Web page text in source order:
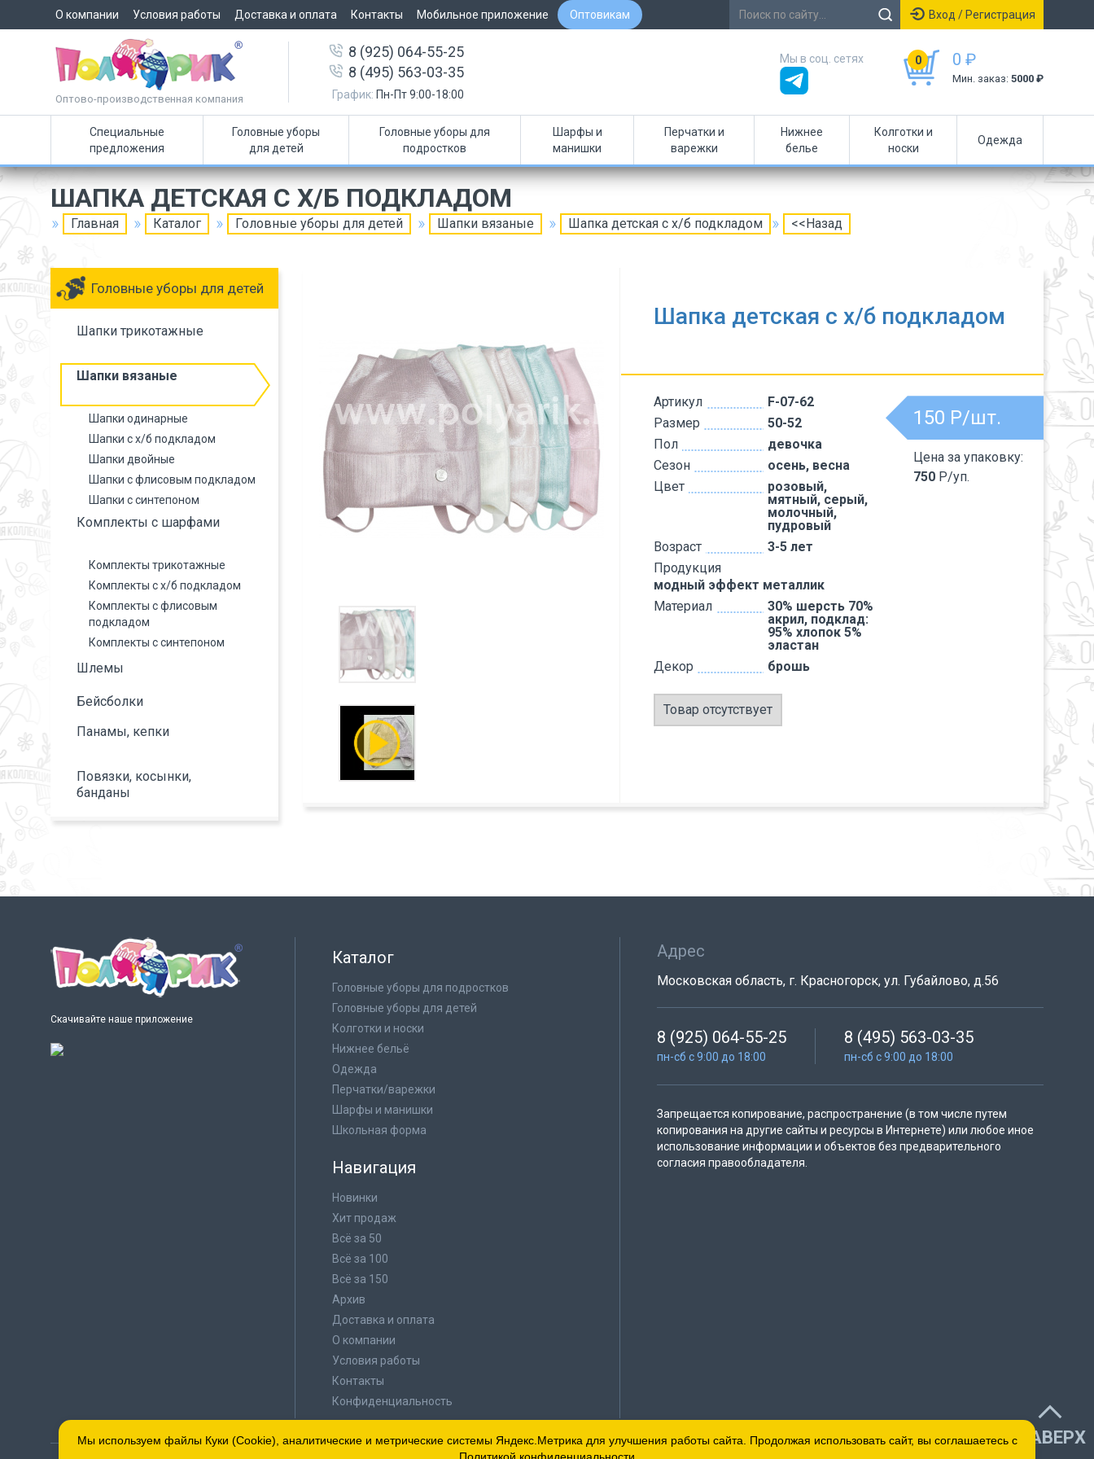
О компании Условия работы Доставка и оплата Контакты Мобильное приложение Оптовикам Вход / Регистрация
Оптово-производственная компания
8 (925) 064-55-25
8 (495) 563-03-35
График: Пн-Пт 9:00-18:00
0 0 ₽
Мин. заказ: 5000 ₽
Мы в соц. сетях
Специальные
предложения
Головные уборы
для детей
Головные уборы для
подростков
Шарфы и
манишки
Перчатки и
варежки
Нижнее
белье
Колготки и
носки
Одежда
ШАПКА ДЕТСКАЯ С Х/Б ПОДКЛАДОМ
Главная Каталог Головные уборы для детей Шапки вязаные Шапка детская с х/б подкладом <<Назад
Головные уборы для детей
Шапки трикотажные
Шапки вязаные
Шапки одинарные
Шапки с х/б подкладом
Шапки двойные
Шапки с флисовым подкладом
Шапки с синтепоном
Комплекты с шарфами
Комплекты трикотажные
Комплекты с х/б подкладом
Комплекты с флисовым
подкладом
Комплекты с синтепоном
Шлемы
Бейсболки
Панамы, кепки
Повязки, косынки,
банданы
Шапка детская с х/б подкладом
Артикул
F-07-62
Размер
50-52
Пол
девочка
Сезон
осень, весна
Цвет
розовый,
мятный, серый,
молочный,
пудровый
Возраст
3-5 лет
Продукция
модный эффект металлик
Материал
30% шерсть 70%
акрил, подклад:
95% хлопок 5%
эластан
Декор
брошь
150 Р/шт.
Цена за упаковку:
750 Р/уп.
Товар отсутствует
Скачивайте наше приложение
Каталог
Головные уборы для подростков
Головные уборы для детей
Колготки и носки
Нижнее бельё
Одежда
Перчатки/варежки
Шарфы и манишки
Школьная форма
Навигация
Новинки
Хит продаж
Всё за 50
Всё за 100
Всё за 150
Архив
Доставка и оплата
О компании
Условия работы
Контакты
Конфиденциальность
Адрес
Московская область, г. Красногорск, ул. Губайлово, д.56
8 (925) 064-55-25
пн-сб с 9:00 до 18:00
8 (495) 563-03-35
пн-сб с 9:00 до 18:00
Запрещается копирование, распространение (в том числе путем
копирования на другие сайты и ресурсы в Интернете) или любое иное
использование информации и объектов без предварительного
согласия правообладателя.
НАВЕРХ
Мы используем файлы Куки (Cookie), аналитические и метрические системы Яндекс.Метрика для улучшения работы сайта. Продолжая использовать сайт, вы соглашаетесь с